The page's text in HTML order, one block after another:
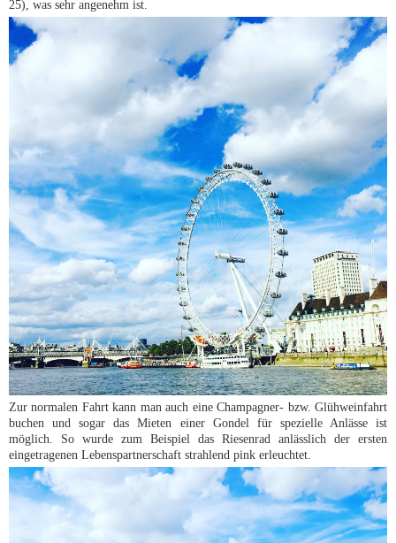
25), was sehr angenehm ist.
Zur normalen Fahrt kann man auch eine Champagner- bzw. Glühweinfahrt
buchen und sogar das Mieten einer Gondel für spezielle Anlässe ist
möglich. So wurde zum Beispiel das Riesenrad anlässlich der ersten
eingetragenen Lebenspartnerschaft strahlend pink erleuchtet.